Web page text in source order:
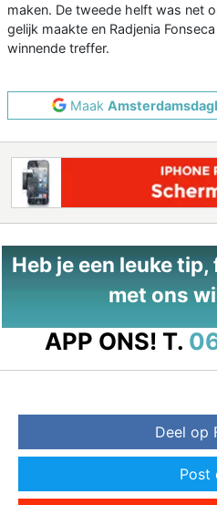
maken. De tweede helft was net
gelijk maakte en Radjenia
winnende treffer.
Maak
Heb je een leuke
met ons
APP ONS! T.
Deel op
Post